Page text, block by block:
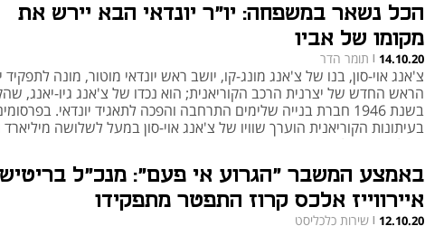
הכל נשאר במשפחה: יו"ר יונדאי הבא יירש את
מקומו של אביו
14.10.20
| תומר הדר
צ'אנג אוי-סון, בנו של צ'אנג מונג-קו, יושב ראש יונדאי מוטור, מונה לתפקיד
הראש החדש של יצרנית הרכב הקוריאנית; הוא נכדו של צ'אנג גיו-יאנג,
בשנת 1946 חברת בנייה שלימים התרחבה והפכה לתאגיד יונדאי.
בעיתונות הקוריאנית הוערך שוויו של צ'אנג אוי-סון במעל לשלושה מיליארד
באמצע המשבר "הגרוע אי פעם": מנכ"ל בריטיש
איירווייז אלכס קרוז התפטר מתפקידו
12.10.20
| שירות כלכליסט